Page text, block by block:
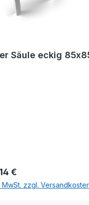
Säule eckig
Preis:
€
MwSt. zzgl.